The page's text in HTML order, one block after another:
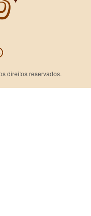
direitos reservados.